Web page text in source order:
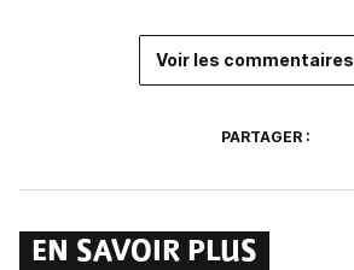
Voir les commentaires
PARTAGER :
EN SAVOIR PLUS